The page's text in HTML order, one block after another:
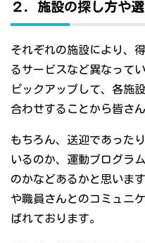
２．施設の探し方や
それぞれの施設により、
るサービスなど異なって
ピックアップして、各施
合わせすることから皆さ
もちろん、送迎であった
いるのか、運動プログラ
のかなどあるかと思いま
や職員さんとのコミュニ
ばれております。